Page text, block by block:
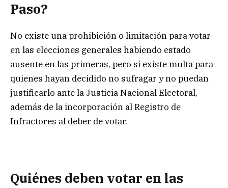
Paso?
No existe una prohibición o limitación para votar
en las elecciones generales habiendo estado
ausente en las primeras, pero sí existe multa para
quienes hayan decidido no sufragar y no puedan
justificarlo ante la Justicia Nacional Electoral,
además de la incorporación al Registro de
Infractores al deber de votar.
Quiénes deben votar en las